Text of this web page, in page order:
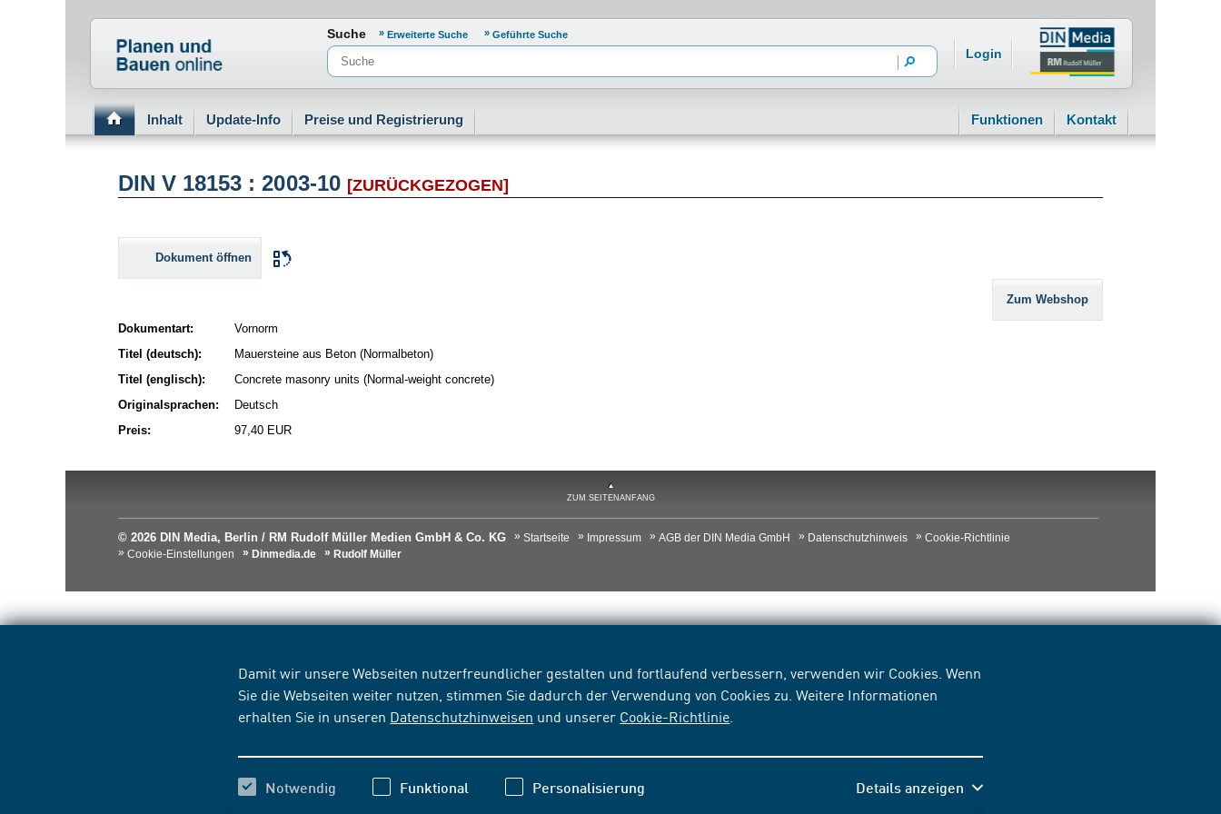
Damit wir unsere Webseiten nutzerfreundlicher gestalten und fortlaufend verbessern, verwenden wir Cookies. Wenn
Sie die Webseiten weiter nutzen, stimmen Sie dadurch der Verwendung von Cookies zu. Weitere Informationen
erhalten Sie in unseren Datenschutzhinweisen und unserer Cookie-Richtlinie
Notwendig Funktional Personalisierung Details anzeigen
Normenportal Barrierefreiheit
Suche Erweiterte Suche Geführte Suche
Login
Inhalt Update-Info Preise und Registrierung Funktionen Kontakt
DIN V 18153 : 2003-10 [ZURÜCKGEZOGEN]
Dokument öffnen
Zum Webshop
Dokumentart:
Vornorm
Titel (deutsch):
Mauersteine aus Beton (Normalbeton)
Titel (englisch):
Concrete masonry units (Normal-weight concrete)
Originalsprachen:
Deutsch
Preis:
97,40 EUR
ZUM SEITENANFANG
© 2026 DIN Media, Berlin / RM Rudolf Müller Medien GmbH & Co. KG Startseite Impressum AGB der DIN Media GmbH Datenschutzhinweis
Cookie-Richtlinie
Cookie-Einstellungen
Dinmedia.de Rudolf Müller